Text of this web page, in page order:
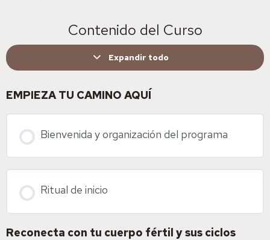
Contenido del Curso
Expandir todo
EMPIEZA TU CAMINO AQUÍ
Bienvenida y organización del programa
Ritual de inicio
Reconecta con tu cuerpo fértil y sus ciclos